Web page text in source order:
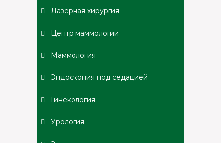
Лазерная хирургия
Центр маммологии
Маммология
Эндоскопия под седацией
Гинекология
Урология